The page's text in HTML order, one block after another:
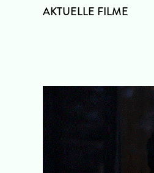
AKTUELLE FILME